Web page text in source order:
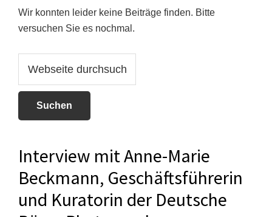
Wir konnten leider keine Beiträge finden. Bitte
versuchen Sie es nochmal.
Interview mit Anne-Marie
Beckmann, Geschäftsführerin
und Kuratorin der Deutsche